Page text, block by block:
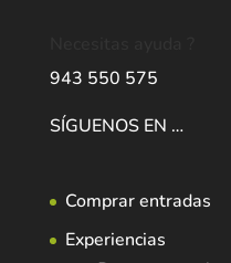
943 550 575
SÍGUENOS EN …
Comprar entradas
Experiencias